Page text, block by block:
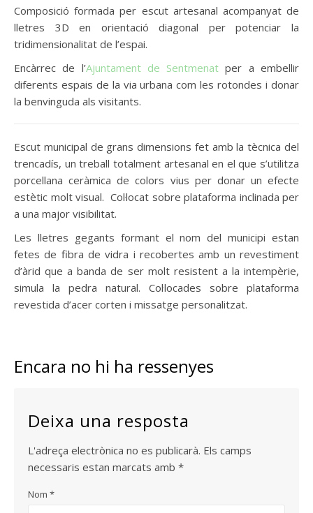
Composició formada per escut artesanal acompanyat de
lletres 3D en orientació diagonal per potenciar la
tridimensionalitat de l’espai.
Encàrrec de l’Ajuntament de Sentmenat per a embellir
diferents espais de la via urbana com les rotondes i donar
la benvinguda als visitants.
Escut municipal de grans dimensions fet amb la tècnica del
trencadís, un treball totalment artesanal en el que s’utilitza
porcellana ceràmica de colors vius per donar un efecte
estètic molt visual. Col·locat sobre plataforma inclinada per
a una major visibilitat.
Les lletres gegants formant el nom del municipi estan
fetes de fibra de vidra i recobertes amb un revestiment
d’àrid que a banda de ser molt resistent a la intempèrie,
simula la pedra natural. Col·locades sobre plataforma
revestida d’acer corten i missatge personalitzat.
Encara no hi ha ressenyes
Deixa una resposta
L'adreça electrònica no es publicarà. Els camps
necessaris estan marcats amb *
Nom *